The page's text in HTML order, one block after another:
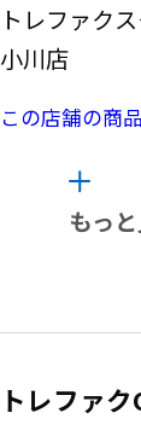
トレファク
小川店
この店舗の商
もっ
トレファ